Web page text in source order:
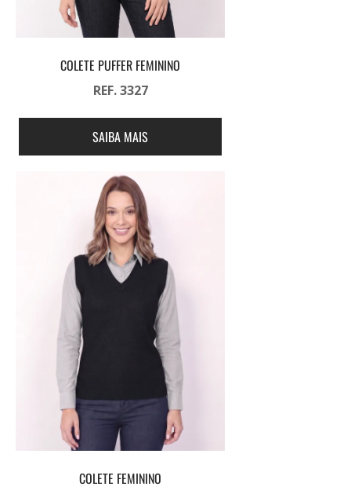
COLETE PUFFER FEMININO
REF. 3327
SAIBA MAIS
COLETE FEMININO